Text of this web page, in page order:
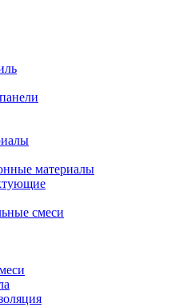
материалы
смеси